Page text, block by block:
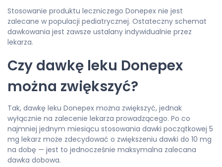
Stosowanie produktu leczniczego Donepex nie jest
zalecane w populacji pediatrycznej. Ostateczny schemat
dawkowania jest zawsze ustalany indywidualnie przez
lekarza.
Czy dawkę leku Donepex
można zwiększyć?
Tak, dawkę leku Donepex można zwiększyć, jednak
wyłącznie na zalecenie lekarza prowadzącego. Po co
najmniej jednym miesiącu stosowania dawki początkowej 5
mg lekarz może zdecydować o zwiększeniu dawki do 10 mg
na dobę — jest to jednocześnie maksymalna zalecana
dawka dobowa.